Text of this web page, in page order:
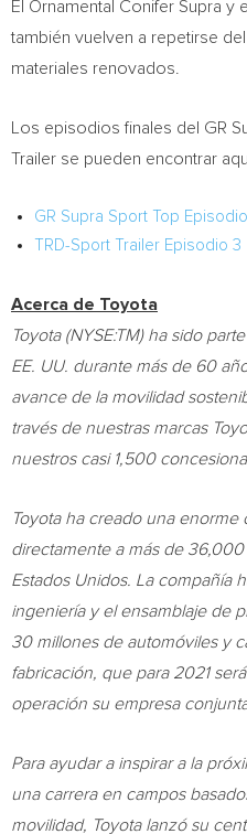
El Ornamental Conifer Supra y
también vuelven a repetirse
materiales renovados.
Los episodios finales del GR
Trailer se pueden encontrar
GR Supra Sport Top
TRD-Sport Trailer Episodio 3
Acerca de Toyota
Toyota (NYSE:TM) ha sido
EE. UU. durante más de 60
avance de la movilidad
través de nuestras marcas
nuestros casi 1,500
Toyota ha creado una
directamente a más de
Estados Unidos. La compañía
ingeniería y el ensamblaje de
30 millones de automóviles y
fabricación, que para 2021
operación su empresa
Para ayudar a inspirar a la
una carrera en campos
movilidad, Toyota lanzó su